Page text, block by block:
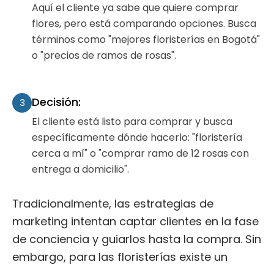
Aquí el cliente ya sabe que quiere comprar
flores, pero está comparando opciones. Busca
términos como "mejores floristerías en Bogotá"
o "precios de ramos de rosas".
3 Decisión:
El cliente está listo para comprar y busca
específicamente dónde hacerlo: "floristería
cerca a mí" o "comprar ramo de 12 rosas con
entrega a domicilio".
Tradicionalmente, las estrategias de
marketing intentan captar clientes en la fase
de conciencia y guiarlos hasta la compra. Sin
embargo, para las floristerías existe un